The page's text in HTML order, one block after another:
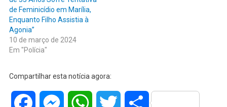
de Feminicídio em Marília,
Enquanto Filho Assistia à
Agonia”
10 de março de 2024
Em "Polícia"
Compartilhar esta notícia agora:
Facebook MessengerWhatsAppTwitter Share